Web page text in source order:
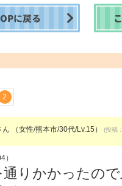
2
ん （女性/熊本市/30代/Lv.15） (投稿
）
りかかったの